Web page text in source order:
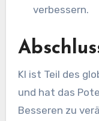
verbessern.
KI ist Teil des
und hat das
Besseren zu